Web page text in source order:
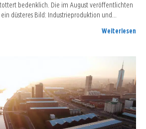
bedenklich. Die im August veröffentlichten
düsteres Bild: Industrieproduktion und…
Weiterlesen